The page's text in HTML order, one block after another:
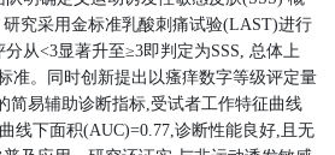
究采用金标准乳酸刺痛试验(LAST)进行
从<3显著升至≥3即判定为SSS, 总体上
准。同时创新提出以瘙痒数字等级评定量
简易辅助诊断指标,受试者工作特征曲线
线下面积(AUC)=0.77,诊断性能良好,且无